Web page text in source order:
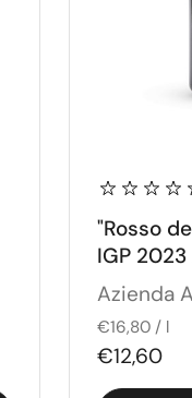
"Rosso
IGP
Azienda
€16,80 / l
€12,60